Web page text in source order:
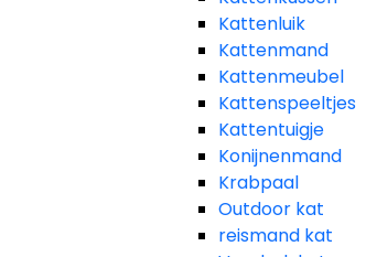
Kattenluik
Kattenmand
Kattenmeubel
Kattenspeeltjes
Kattentuigje
Konijnenmand
Krabpaal​
Outdoor kat
reismand kat​